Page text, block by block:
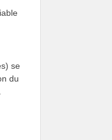
se
du